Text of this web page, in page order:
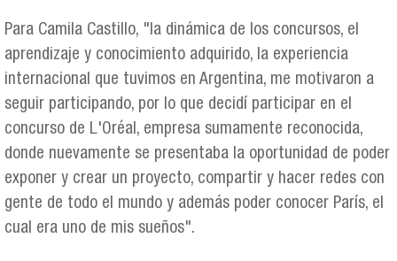
Para Camila Castillo, "la dinámica de los concursos, el
aprendizaje y conocimiento adquirido, la experiencia
internacional que tuvimos en Argentina, me motivaron a
seguir participando, por lo que decidí participar en el
concurso de L'Oréal, empresa sumamente reconocida,
donde nuevamente se presentaba la oportunidad de poder
exponer y crear un proyecto, compartir y hacer redes con
gente de todo el mundo y además poder conocer París, el
cual era uno de mis sueños".